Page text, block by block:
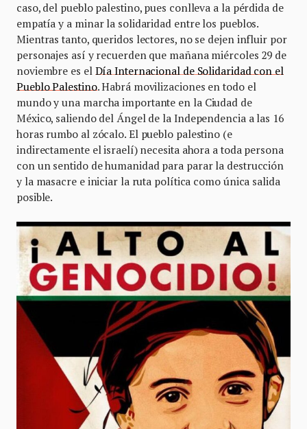
caso, del pueblo palestino, pues conlleva a la pérdida de
empatía y a minar la solidaridad entre los pueblos.
Mientras tanto, queridos lectores, no se dejen influir por
personajes así y recuerden que mañana miércoles 29 de
noviembre es el Día Internacional de Solidaridad con el
Pueblo Palestino. Habrá movilizaciones en todo el
mundo y una marcha importante en la Ciudad de
México, saliendo del Ángel de la Independencia a las 16
horas rumbo al zócalo. El pueblo palestino (e
indirectamente el israelí) necesita ahora a toda persona
con un sentido de humanidad para parar la destrucción
y la masacre e iniciar la ruta política como única salida
posible.